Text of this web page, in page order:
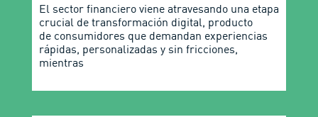
El sector financiero viene atravesando una etapa
crucial de transformación digital, producto
de consumidores que demandan experiencias
rápidas, personalizadas y sin fricciones,
mientras